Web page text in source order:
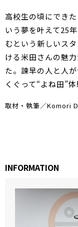
高校生の頃にでき
いう夢を叶えて25
むという新しいス
ける米田さんの魅
た。諫早の人と人
くぐって“よね田”
取材・執筆／Komori
INFORMATION